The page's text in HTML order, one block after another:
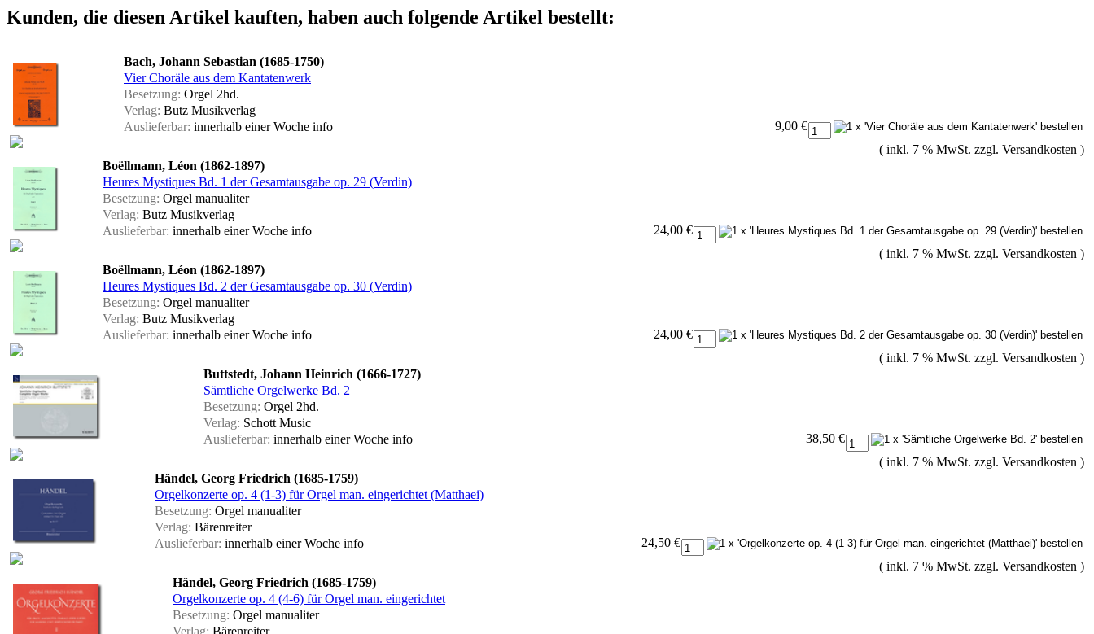
Kunden, die diesen Artikel kauften, haben auch folgende Artikel bestellt:
Bach, Johann Sebastian (1685-1750)
Vier Choräle aus dem Kantatenwerk
Besetzung: Orgel 2hd.
Verlag: Butz Musikverlag
Auslieferbar: innerhalb einer Woche info
9,00 €
( inkl. 7 % MwSt. zzgl. Versandkosten )
Boëllmann, Léon (1862-1897)
Heures Mystiques Bd. 1 der Gesamtausgabe op. 29 (Verdin)
Besetzung: Orgel manualiter
Verlag: Butz Musikverlag
Auslieferbar: innerhalb einer Woche info
24,00 €
( inkl. 7 % MwSt. zzgl. Versandkosten )
Boëllmann, Léon (1862-1897)
Heures Mystiques Bd. 2 der Gesamtausgabe op. 30 (Verdin)
Besetzung: Orgel manualiter
Verlag: Butz Musikverlag
Auslieferbar: innerhalb einer Woche info
24,00 €
( inkl. 7 % MwSt. zzgl. Versandkosten )
Buttstedt, Johann Heinrich (1666-1727)
Sämtliche Orgelwerke Bd. 2
Besetzung: Orgel 2hd.
Verlag: Schott Music
Auslieferbar: innerhalb einer Woche info
38,50 €
( inkl. 7 % MwSt. zzgl. Versandkosten )
Händel, Georg Friedrich (1685-1759)
Orgelkonzerte op. 4 (1-3) für Orgel man. eingerichtet (Matthaei)
Besetzung: Orgel manualiter
Verlag: Bärenreiter
Auslieferbar: innerhalb einer Woche info
24,50 €
( inkl. 7 % MwSt. zzgl. Versandkosten )
Händel, Georg Friedrich (1685-1759)
Orgelkonzerte op. 4 (4-6) für Orgel man. eingerichtet
Besetzung: Orgel manualiter